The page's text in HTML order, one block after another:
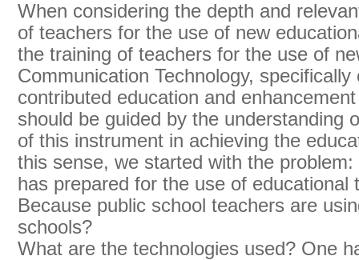
When considering the depth and
of teachers for the use of new
the training of teachers for the use of
Communication Technology,
contributed education and
should be guided by the understanding
of this instrument in achieving the
this sense, we started with the
has prepared for the use of educational
Because public school teachers are
schools?
What are the technologies used? One